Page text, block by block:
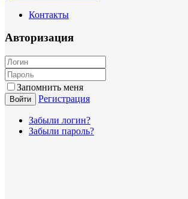
Контакты
Авторизация
Запомнить меня
Войти Регистрация
Забыли логин?
Забыли пароль?